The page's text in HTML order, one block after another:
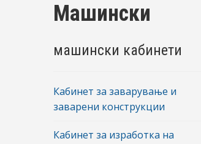
Машински
машински кабинети
Кабинет за заварување и
заварени конструкции
Кабинет за изработка на